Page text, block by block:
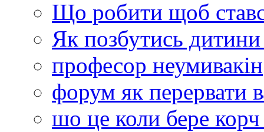
Що робити щоб
Як позбутись дитини
професор неумивакін
форум як перервати
шо це коли бере корч